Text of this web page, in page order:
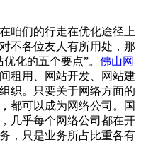
咱们的行走在优化途径上
不各位友人有所用处，那
化的五个要点”。 佛山网
租用、网站开发、网站建
织。只要关于网络方面的
都可以成为网络公司。国
几乎每个网络公司都在开
，只是业务所占比重各有